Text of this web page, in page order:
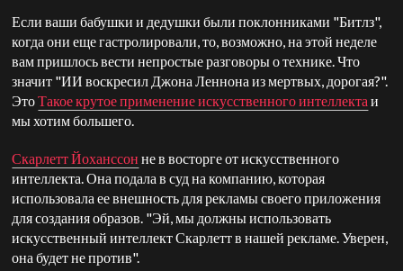
Если ваши бабушки и дедушки были поклонниками "Битлз",
когда они еще гастролировали, то, возможно, на этой неделе
вам пришлось вести непростые разговоры о технике. Что
значит "ИИ воскресил Джона Леннона из мертвых, дорогая?".
ЭтоТакое крутое применение искусственного интеллекта и
мы хотим большего.
Скарлетт Йоханссон не в восторге от искусственного
интеллекта. Она подала в суд на компанию, которая
использовала ее внешность для рекламы своего приложения
для создания образов. "Эй, мы должны использовать
искусственный интеллект Скарлетт в нашей рекламе. Уверен,
она будет не против".